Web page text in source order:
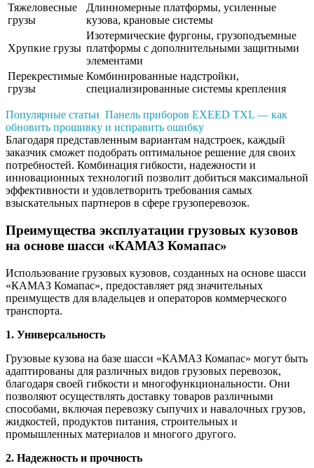
Тяжеловесные
грузы
Длинномерные платформы, усиленные
кузова, крановые системы
Хрупкие грузы
Изотермические фургоны, грузоподъемные
платформы с дополнительными защитными
элементами
Перекрестимые
грузы
Комбинированные надстройки,
специализированные системы крепления
Популярные статьи Панель приборов EXEED TXL — как
обновить прошивку и исправить ошибку
Благодаря представленным вариантам надстроек, каждый
заказчик сможет подобрать оптимальное решение для своих
потребностей. Комбинация гибкости, надежности и
инновационных технологий позволит добиться максимальной
эффективности и удовлетворить требования самых
взыскательных партнеров в сфере грузоперевозок.
Преимущества эксплуатации грузовых кузовов
на основе шасси «КАМАЗ Комапас»
Использование грузовых кузовов, созданных на основе шасси
«КАМАЗ Комапас», предоставляет ряд значительных
преимуществ для владельцев и операторов коммерческого
транспорта.
1. Универсальность
Грузовые кузова на базе шасси «КАМАЗ Комапас» могут быть
адаптированы для различных видов грузовых перевозок,
благодаря своей гибкости и многофункциональности. Они
позволяют осуществлять доставку товаров различными
способами, включая перевозку сыпучих и навалочных грузов,
жидкостей, продуктов питания, строительных и
промышленных материалов и многого другого.
2. Надежность и прочность